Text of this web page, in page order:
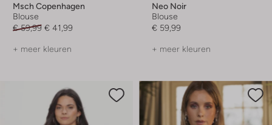
Msch Copenhagen
Blouse
€ 59,99 € 41,99
+ meer kleuren
Neo Noir
Blouse
€ 59,99
+ meer kleuren